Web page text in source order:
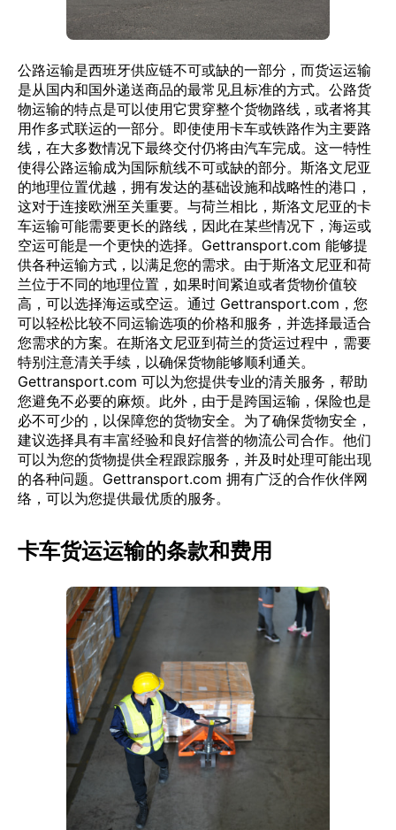
公路运输是西班牙供应链不可或缺的一部分，而货运运输
是从国内和国外递送商品的最常见且标准的方式。公路货
物运输的特点是可以使用它贯穿整个货物路线，或者将其
用作多式联运的一部分。即使使用卡车或铁路作为主要路
线，在大多数情况下最终交付仍将由汽车完成。这一特性
使得公路运输成为国际航线不可或缺的部分。斯洛文尼亚
的地理位置优越，拥有发达的基础设施和战略性的港口，
这对于连接欧洲至关重要。与荷兰相比，斯洛文尼亚的卡
车运输可能需要更长的路线，因此在某些情况下，海运或
空运可能是一个更快的选择。Gettransport.com 能够提
供各种运输方式，以满足您的需求。由于斯洛文尼亚和荷
兰位于不同的地理位置，如果时间紧迫或者货物价值较
高，可以选择海运或空运。通过 Gettransport.com，您
可以轻松比较不同运输选项的价格和服务，并选择最适合
您需求的方案。在斯洛文尼亚到荷兰的货运过程中，需要
特别注意清关手续，以确保货物能够顺利通关。
Gettransport.com 可以为您提供专业的清关服务，帮助
您避免不必要的麻烦。此外，由于是跨国运输，保险也是
必不可少的，以保障您的货物安全。为了确保货物安全，
建议选择具有丰富经验和良好信誉的物流公司合作。他们
可以为您的货物提供全程跟踪服务，并及时处理可能出现
的各种问题。Gettransport.com 拥有广泛的合作伙伴网
络，可以为您提供最优质的服务。
卡车货运运输的条款和费用